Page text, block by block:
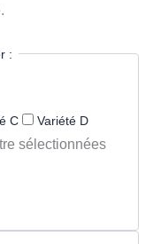
:
C Variété D
sélectionnées